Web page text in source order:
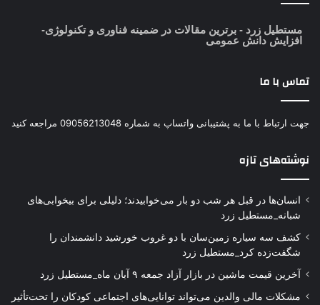
مستطیل زرد - برترین مقالات در ضمینه فناوری و تکنولوژی-
افزایش دانش عمومی
تماس با ما
جهت ارتباط با ما به پشتیبانی واتساپ به شماره 09056213048 مراجعه کنید
نوشته‌های تازه
انسان‌ها در قبل هر شب دو بار می‌خوابیدند؛ دلیلی برای بیخوابی‌های
شبانه_مستطیل زرد
کشف سه سیاره زمین‌سان با دو غروب خورشید دانشمندان را
شگفت‌زده کرد_مستطیل زرد
آخرین قیمت ماشین در بازار آزاد جمعه ۹ آبان ماه_مستطیل زرد
مشکلات مالی والدین می‌تواند توانایی‌های اجتماعی کودکان را تحت‌تأثیر